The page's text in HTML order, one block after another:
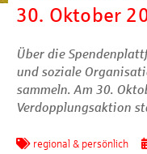
30. Oktober
Über die
und soziale
sammeln. Am 30.
Verdopplungsaktion
regional & persönlich